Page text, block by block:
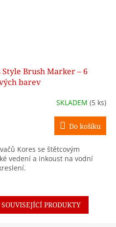
Brush Marker – 6
barev
SKLADEM (5 ks)
Do košíku
Kores se štětcovým
vedení a inkoust na vodní
PRODUKTY